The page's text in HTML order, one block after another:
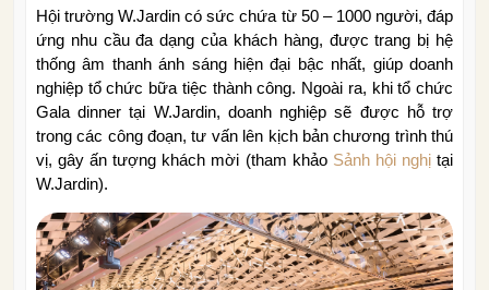
Hội trường W.Jardin có sức chứa từ 50 – 1000 người, đáp
ứng nhu cầu đa dạng của khách hàng, được trang bị hệ
thống âm thanh ánh sáng hiện đại bậc nhất, giúp doanh
nghiệp tổ chức bữa tiệc thành công. Ngoài ra, khi tổ chức
Gala dinner tại W.Jardin, doanh nghiệp sẽ được hỗ trợ
trong các công đoạn, tư vấn lên kịch bản chương trình thú
vị, gây ấn tượng khách mời (tham khảo Sảnh hội nghịtại
W.Jardin).